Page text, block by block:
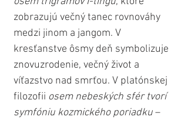
zobrazujú večný tanec rovnováhy
medzi jinom a jangom. V
kresťanstve ôsmy deň symbolizuje
znovuzrodenie, večný život a
víťazstvo nad smrťou. V platónskej
filozofii osem nebeských sfér tvorí
symfóniu kozmického poriadku –